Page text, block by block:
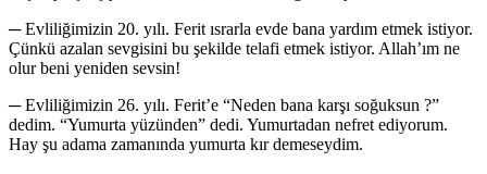
─ Evliliğimizin 20. yılı. Ferit ısrarla evde bana yardım etmek istiyor.
Çünkü azalan sevgisini bu şekilde telafi etmek istiyor. Allah’ım ne
olur beni yeniden sevsin!
─ Evliliğimizin 26. yılı. Ferit’e “Neden bana karşı soğuksun ?”
dedim. “Yumurta yüzünden” dedi. Yumurtadan nefret ediyorum.
Hay şu adama zamanında yumurta kır demeseydim.